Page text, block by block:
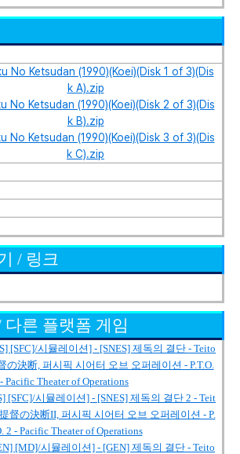
No Ketsudan (1990)(Koei)(Disk 1 of 3)(Dis
k A).zip
No Ketsudan (1990)(Koei)(Disk 2 of 3)(Dis
k B).zip
No Ketsudan (1990)(Koei)(Disk 3 of 3)(Dis
k C).zip
/ 링크
다른 플랫폼 게임
[SFC]/시뮬레이션] - [SNES] 제독의 결단 - Teito
の決断, 퍼시픽 시어터 오브 오퍼레이션 - P.T.O.
- Pacific Theater of Operations
[SFC]/시뮬레이션] - [SNES] 제독의 결단 2 - Teit
督の決断II, 퍼시픽 시어터 오브 오퍼레이션 - P.
2 - Pacific Theater of Operations
[MD]/시뮬레이션] - [GEN] 제독의 결단 - Teito